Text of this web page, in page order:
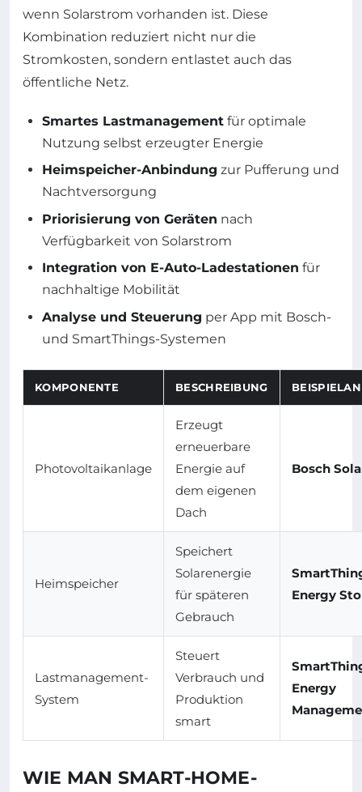
wenn Solarstrom vorhanden ist. Diese
Kombination reduziert nicht nur die
Stromkosten, sondern entlastet auch das
öffentliche Netz.
Smartes Lastmanagement für optimale
Nutzung selbst erzeugter Energie
Heimspeicher-Anbindung zur Pufferung und
Nachtversorgung
Priorisierung von Geräten nach
Verfügbarkeit von Solarstrom
Integration von E-Auto-Ladestationen für
nachhaltige Mobilität
Analyse und Steuerung per App mit Bosch-
und SmartThings-Systemen
KOMPONENTE BESCHREIBUNG
Photovoltaikanlage
Erzeugt
erneuerbare
Energie auf
dem eigenen
Dach
Bosch
Heimspeicher
Speichert
Solarenergie
für späteren
Gebrauch
Energy
Lastmanagement-
System
Steuert
Verbrauch und
Produktion
smart
Energy
WIE MAN SMART-HOME-